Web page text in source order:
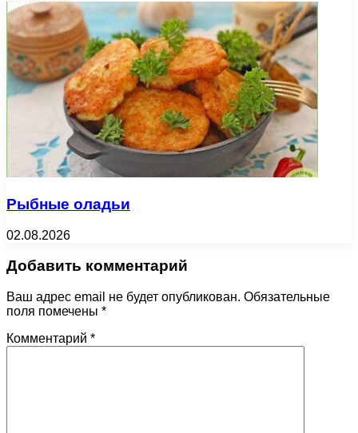
Рыбные оладьи
02.08.2026
Добавить комментарий
Ваш адрес email не будет опубликован. Обязательные
поля помечены *
Комментарий *